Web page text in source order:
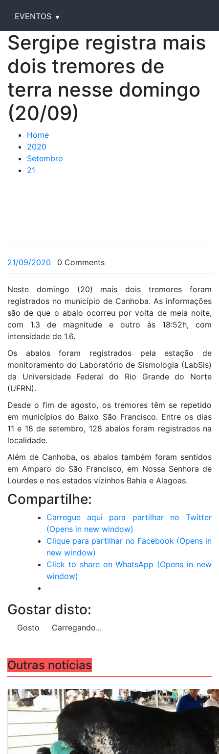
EVENTOS
Sergipe registra mais
dois tremores de
terra nesse domingo
(20/09)
Home
2020
Setembro
21
21/09/2020 0 Comments
Neste domingo (20) mais dois tremores foram
registrados no município de Canhoba. As informações
são de que o abalo ocorreu por volta de meia noite,
com 1.3 de magnitude e outro às 18:52h, com
intensidade de 1.6.
Os abalos foram registrados pela estação de
monitoramento do Laboratório de Sismologia (LabSis)
da Universidade Federal do Rio Grande do Norte
(UFRN).
Desde o fim de agosto, os tremores têm se repetido
em municípios do Baixo São Francisco. Entre os dias
11 e 18 de setembro, 128 abalos foram registrados na
localidade.
Além de Canhoba, os abalos também foram sentidos
em Amparo do São Francisco, em Nossa Senhora de
Lourdes e nos estados vizinhos Bahia e Alagoas.
Compartilhe:
Carregue aqui para partilhar no Twitter
(Opens in new window)
Clique para partilhar no Facebook (Opens in
new window)
Click to share on WhatsApp (Opens in new
window)
Gostar disto:
Gosto Carregando...
Outras notícias